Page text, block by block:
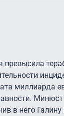
превысила
миллиарда
Минюст
в него